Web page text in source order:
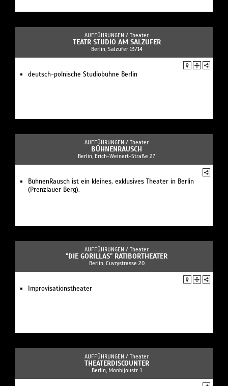
AUFFÜHRUNGEN / Theater
TEATR STUDIO AM SALZUFER
Berlin, Salzufer 13/14
deutsch-polnische Studiobühne Berlin
AUFFÜHRUNGEN / Theater
BÜHNENRAUSCH
Berlin, Erich-Weinert-Straße 27
BühnenRausch ist ein kleines, exklusives Theater in Berlin
(Prenzlauer Berg).
AUFFÜHRUNGEN / Theater
"DIE GORILLAS" RATIBORTHEATER
Berlin, Cuvrystrasse 20
Improvisationstheater
AUFFÜHRUNGEN / Theater
THEATERDISCOUNTER
Berlin, Monbijoustr. 1